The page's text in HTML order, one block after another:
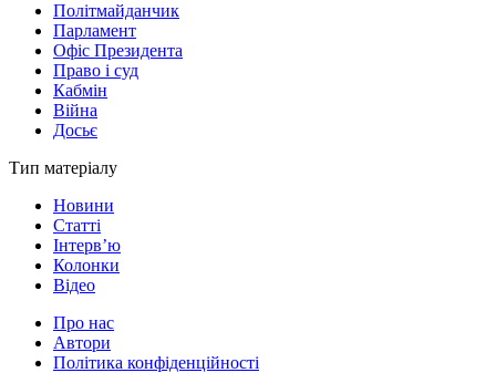
Політмайданчик
Парламент
Офіс Президента
Право і суд
Кабмін
Війна
Досьє
Тип матеріалу
Новини
Статті
Інтерв’ю
Колонки
Відео
Про нас
Автори
Політика конфіденційності